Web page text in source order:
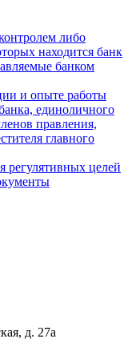
либо
находится банк
банком
и опыте работы
единоличного
правления,
главного
регулятивных целей
д. 27а